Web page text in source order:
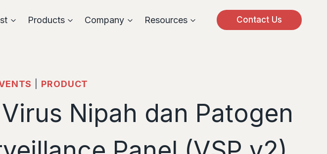
Products Company Resources Contact Us
PRODUCT
Nipah dan Patogen